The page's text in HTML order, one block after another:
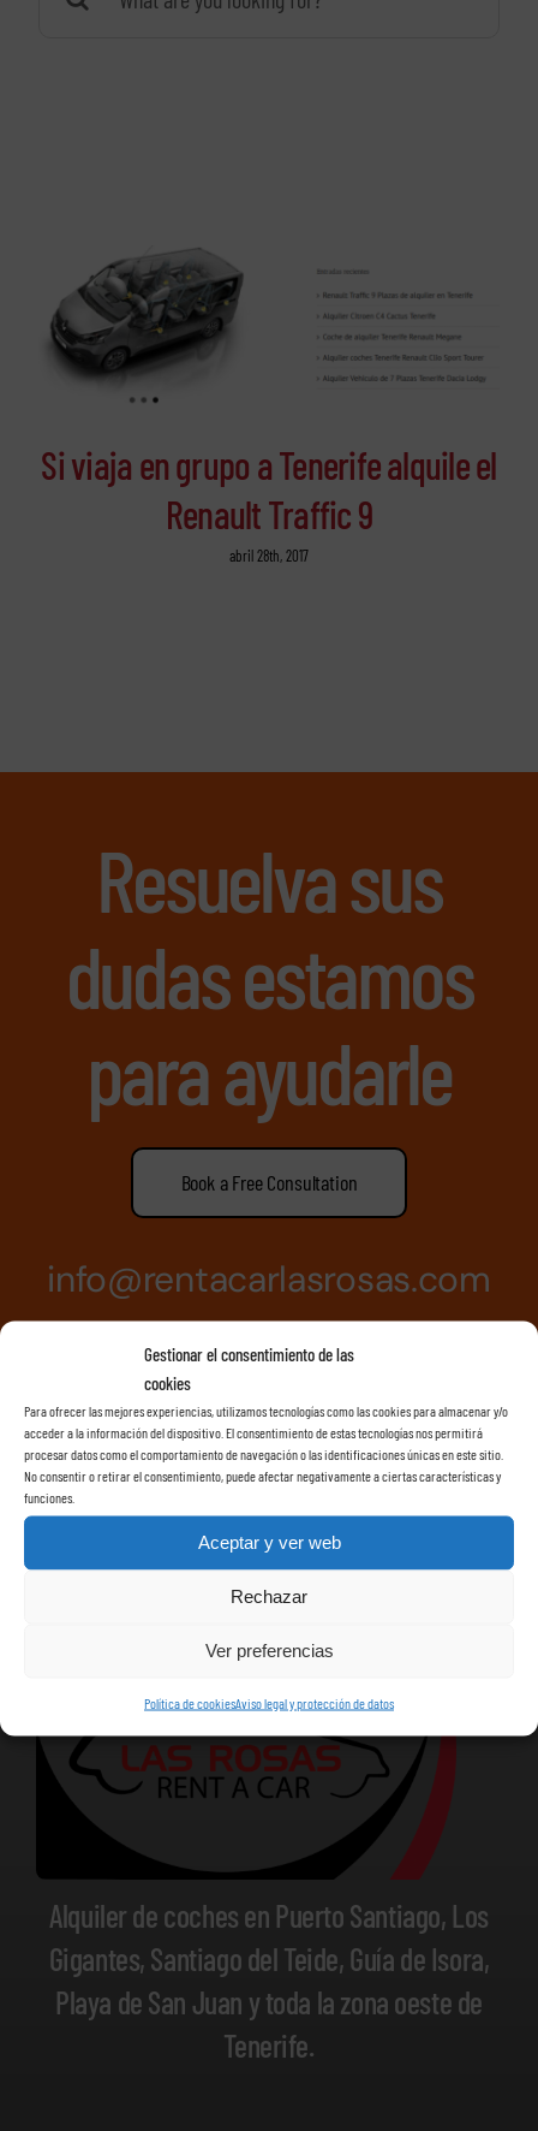
Gestionar el consentimiento de las
cookies
Para ofrecer las mejores experiencias, utilizamos tecnologías como las cookies para almacenar y/o
acceder a la información del dispositivo. El consentimiento de estas tecnologías nos permitirá
procesar datos como el comportamiento de navegación o las identificaciones únicas en este sitio.
No consentir o retirar el consentimiento, puede afectar negativamente a ciertas características y
funciones.
Aceptar y ver web
Rechazar
Ver preferencias
Política de cookiesAviso legal y protección de datos
Si viaja en grupo a Tenerife alquile el
Renault Traffic 9
abril 28th, 2017
Resuelva sus
dudas estamos
para ayudarle
Book a Free Consultation
info@rentacarlasrosas.com
Llamenos +34638074231
Alquiler de coches en Puerto Santiago, Los
Gigantes, Santiago del Teide, Guía de Isora,
Playa de San Juan y toda la zona oeste de
Tenerife.